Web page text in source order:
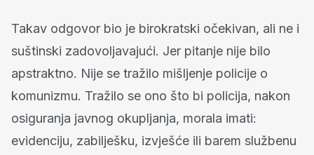
Takav odgovor bio je birokratski očekivan, ali ne i
suštinski zadovoljavajući. Jer pitanje nije bilo
apstraktno. Nije se tražilo mišljenje policije o
komunizmu. Tražilo se ono što bi policija, nakon
osiguranja javnog okupljanja, morala imati:
evidenciju, zabilješku, izvješće ili barem službenu